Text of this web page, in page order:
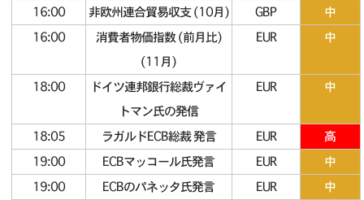
16:00
非欧州連合貿易収支 (10月) GBP
中
16:00
消費者物価指数 (前月比)
(11月)
EUR 中
18:00
ドイツ連邦銀行総裁ヴァイ
トマン氏の発信
EUR 中
18:05 ラガルドECB総裁 発言 EUR
高
19:00
ECBマッコール氏発言 EUR
中
19:00
ECBのパネッタ氏発言 EUR 中